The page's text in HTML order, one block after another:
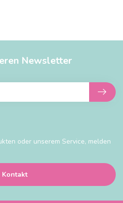
oder unserem Service, melden
Kontakt
Newsletter